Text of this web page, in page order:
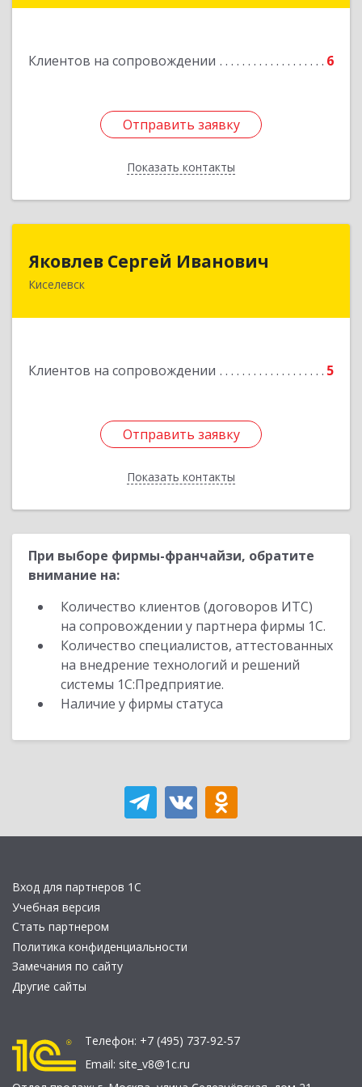
Клиентов на сопровождении 6
Отправить заявку
Показать контакты
Отправить заявку
Назад
Яковлев Сергей Иванович
Киселевск
Клиентов на сопровождении 5
Отправить заявку
Показать контакты
Яковлев Сергей Иванович
650002, Кемеровская обл, г.Кемерово, пр-т
Отправить заявку
Назад
При выборе фирмы-франчайзи, обратите
внимание на:
Количество клиентов (договоров ИТС)
на сопровождении у партнера фирмы 1С.
Количество специалистов, аттестованных
на внедрение технологий и решений
системы 1С:Предприятие.
Наличие у фирмы статуса
Вход для партнеров 1С
Учебная версия
Стать партнером
Политика конфиденциальности
Замечания по сайту
Другие сайты
Телефон: +7 (495) 737-92-57
Email: site_v8@1c.ru